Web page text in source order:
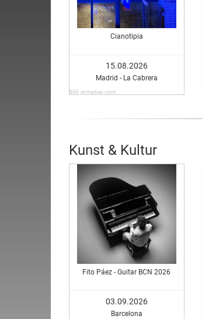
Cianotipia
15.08.2026
Madrid - La Cabrera
Bild: entradas.com
Kunst & Kultur
Fito Páez - Guitar BCN 2026
03.09.2026
Barcelona